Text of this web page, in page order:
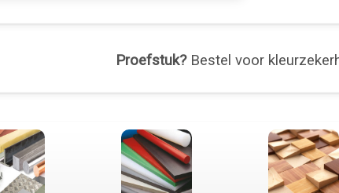
Proefstuk?Bestel voor